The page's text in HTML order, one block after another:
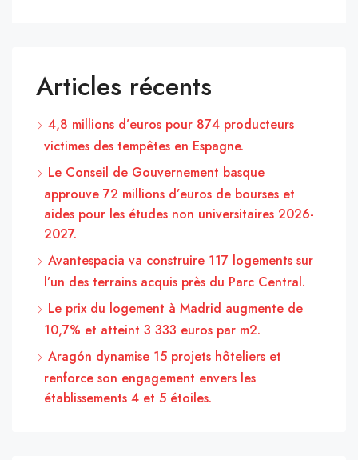
Articles récents
4,8 millions d’euros pour 874 producteurs
victimes des tempêtes en Espagne.
Le Conseil de Gouvernement basque
approuve 72 millions d’euros de bourses et
aides pour les études non universitaires 2026-
2027.
Avantespacia va construire 117 logements sur
l’un des terrains acquis près du Parc Central.
Le prix du logement à Madrid augmente de
10,7% et atteint 3 333 euros par m2.
Aragón dynamise 15 projets hôteliers et
renforce son engagement envers les
établissements 4 et 5 étoiles.